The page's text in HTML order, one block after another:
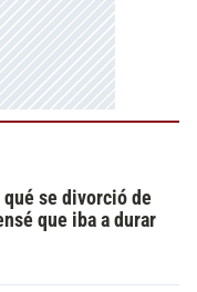
se divorció de
que iba a durar